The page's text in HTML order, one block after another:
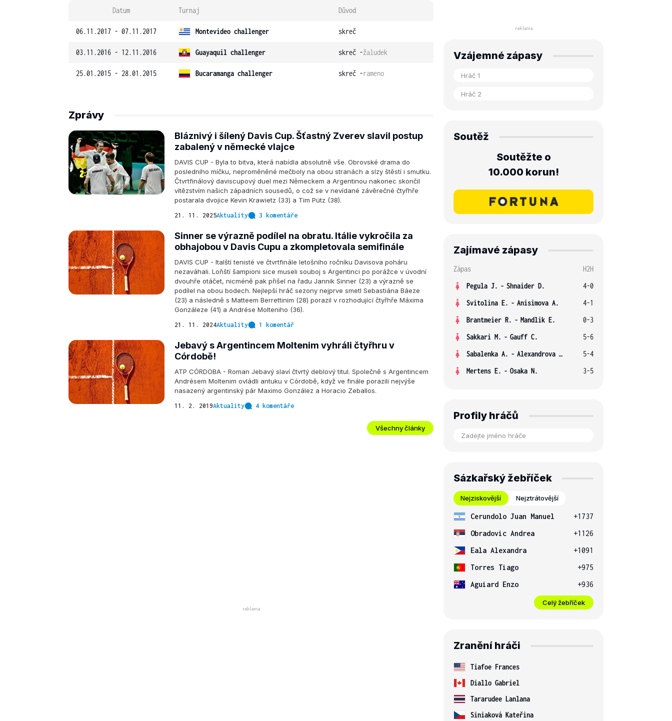
Datum Turnaj Důvod
06.11.2017 - 07.11.2017 Montevideo challenger skreč
03.11.2016 - 12.11.2016 Guayaquil challenger skreč -žaludek
25.01.2015 - 28.01.2015 Bucaramanga challenger skreč -rameno
Zprávy
Bláznivý i šílený Davis Cup. Šťastný Zverev slavil postup
zabalený v německé vlajce
DAVIS CUP - Byla to bitva, která nabídla absolutně vše. Obrovské drama do
posledního míčku, neproměněné mečboly na obou stranách a slzy štěstí i smutku.
Čtvrtfinálový daviscupový duel mezi Německem a Argentinou nakonec skončil
vítězstvím našich západních sousedů, o což se v nevídané závěrečné čtyřhře
postarala dvojice Kevin Krawietz (33) a Tim Pütz (38).
21. 11. 2025Aktuality 3 komentáře
Sinner se výrazně podílel na obratu. Itálie vykročila za
obhajobou v Davis Cupu a zkompletovala semifinále
DAVIS CUP - Italští tenisté ve čtvrtfinále letošního ročníku Davisova poháru
nezaváhali. Loňští šampioni sice museli souboj s Argentinci po porážce v úvodní
dvouhře otáčet, nicméně pak přišel na řadu Jannik Sinner (23) a výrazně se
podílel na obou bodech. Nejlepší hráč sezony nejprve smetl Sebastiána Báeze
(23) a následně s Matteem Berrettinim (28) porazil v rozhodující čtyřhře Máxima
Gonzáleze (41) a Andrése Molteniho (36).
21. 11. 2024Aktuality 1 komentář
Jebavý s Argentincem Moltenim vyhráli čtyřhru v
Córdobě!
ATP CÓRDOBA - Roman Jebavý slaví čtvrtý deblový titul. Společně s Argentincem
Andrésem Moltenim ovládli antuku v Córdobě, když ve finále porazili nejvýše
nasazený argentinský pár Maximo González a Horacio Zeballos.
11. 2. 2019Aktuality 4 komentáře
Všechny články
Vzájemné zápasy
Soutěž
Soutěžte o
10.000 korun!
Zajímavé zápasy
Zápas
H2H
Pegula J. - Shnaider D.
4-0
Svitolina E. - Anisimova A.
4-1
Brantmeier R. - Mandlik E.
0-3
Sakkari M. - Gauff C.
5-6
Sabalenka A. - Alexandrova E.
5-4
Mertens E. - Osaka N. 3-5
Profily hráčů
Sázkařský žebříček
Nejziskovější Nejztrátovější
Cerundolo Juan Manuel
+1737
Obradovic Andrea
+1126
Eala Alexandra
+1091
Torres Tiago
+975
Aguiard Enzo
+936
Celý žebříček
Zranění hráči
Tiafoe Frances
Diallo Gabriel
Tararudee Lanlana
Siniaková Kateřina